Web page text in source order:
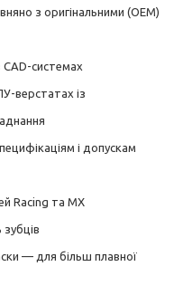
з оригінальними (OEM)
CAD-системах
верстатах із
і допускам
Racing та MX
— для більш плавної